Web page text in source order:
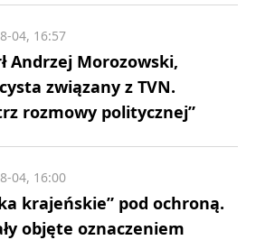
Andrzej Morozowski,
związany z TVN.
rozmowy politycznej”
04, 16:57
krajeńskie” pod ochroną.
objęte oznaczeniem
04, 16:00